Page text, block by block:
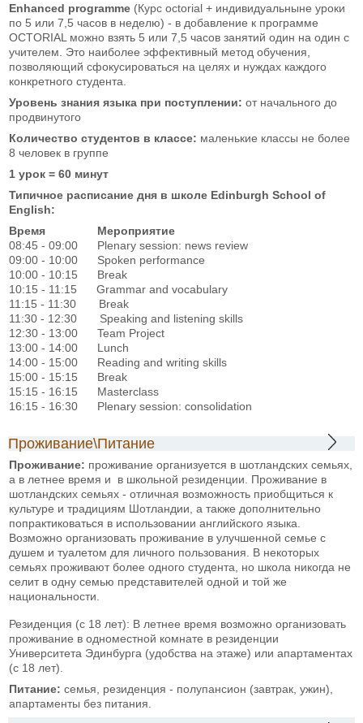
Enhanced programme (Курс octorial + индивидуальныне уроки
по 5 или 7,5 часов в неделю) - в добавление к программе
OCTORIAL можно взять 5 или 7,5 часов занятий один на один с
учителем. Это наиболее эффективный метод обучения,
позволяющий сфокусироваться на целях и нуждах каждого
конкретного студента.
Уровень знания языка при поступлении: от начального до
продвинутого
Количество студентов в классе: маленькие классы не более
8 человек в группе
1 урок = 60 минут
Типичное расписание дня в школе Edinburgh School of
English:
Время Мероприятие
08:45 - 09:00 Plenary session: news review
09:00 - 10:00 Spoken performance
10:00 - 10:15 Break
10:15 - 11:15 Grammar and vocabulary
11:15 - 11:30 Break
11:30 - 12:30 Speaking and listening skills
12:30 - 13:00 Team Project
13:00 - 14:00 Lunch
14:00 - 15:00 Reading and writing skills
15:00 - 15:15 Break
15:15 - 16:15 Masterclass
16:15 - 16:30 Plenary session: consolidation
Проживание\Питание
Проживание: проживание организуется в шотландских семьях,
а в летнее время и в школьной резиденции. Проживание в
шотландских семьях - отличная возможность приобщиться к
культуре и традициям Шотландии, а также дополнительно
попрактиковаться в использовании английского языка.
Возможно организовать проживание в улучшенной семье с
душем и туалетом для личного пользования. В некоторых
семьях проживают более одного студента, но школа никогда не
селит в одну семью представителей одной и той же
национальности.
Резиденция (с 18 лет): В летнее время возможно организовать
проживание в одноместной комнате в резиденции
Университета Эдинбурга (удобства на этаже) или апартаментах
(с 18 лет).
Питание: семья, резиденция - полупансион (завтрак, ужин),
апартаменты без питания.